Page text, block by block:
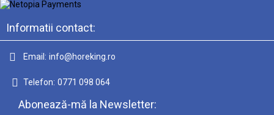
Informatii contact:
Email: info@horeking.ro
Telefon: 0771 098 064
Abonează-mă la Newsletter: